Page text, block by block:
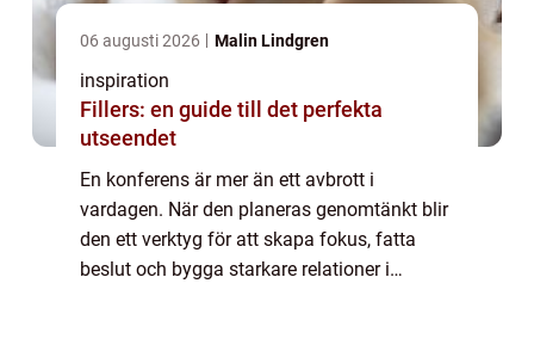
06 augusti 2026 Malin Lindgren
inspiration
Fillers: en guide till det perfekta
utseendet
En konferens är mer än ett avbrott i
vardagen. När den planeras genomtänkt blir
den ett verktyg för att skapa fokus, fatta
beslut och bygga starkare relationer i